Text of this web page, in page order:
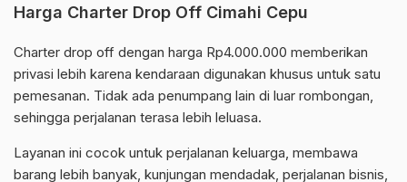
Harga Charter Drop Off Cimahi Cepu
Charter drop off dengan harga Rp4.000.000 memberikan
privasi lebih karena kendaraan digunakan khusus untuk satu
pemesanan. Tidak ada penumpang lain di luar rombongan,
sehingga perjalanan terasa lebih leluasa.
Layanan ini cocok untuk perjalanan keluarga, membawa
barang lebih banyak, kunjungan mendadak, perjalanan bisnis,